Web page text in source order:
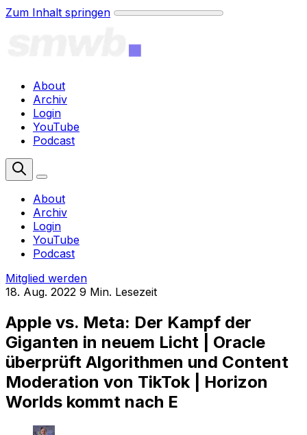
Zum Inhalt springen
About
Archiv
Login
YouTube
Podcast
About
Archiv
Login
YouTube
Podcast
Mitglied werden
18. Aug. 2022 9 Min. Lesezeit
Apple vs. Meta: Der Kampf der
Giganten in neuem Licht | Oracle
überprüft Algorithmen und Content
Moderation von TikTok | Horizon
Worlds kommt nach E